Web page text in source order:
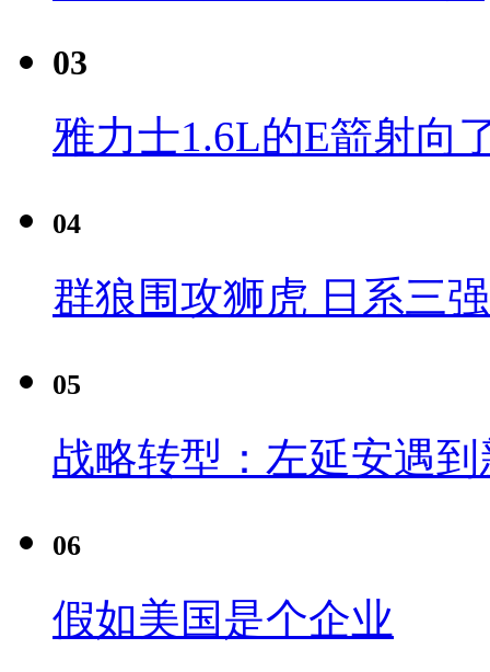
03
雅力士1.6L的E箭射向
04
群狼围攻狮虎 日系三
05
战略转型：左延安遇
06
假如美国是个企业